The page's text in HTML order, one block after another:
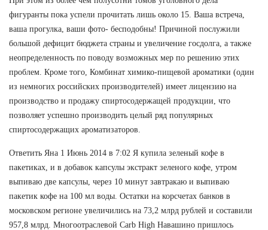
фигуранты пока успели прочитать лишь около 15. Ваша встреча,
ваша прогулка, ваши фото- бесподобны! Причиной послужили
большой дефицит бюджета страны и увеличение госдолга, а также
неопределенность по поводу возможных мер по решению этих
проблем. Кроме того, Комбинат химико-пищевой ароматики (один
из немногих российских производителей) имеет лицензию на
производство и продажу спиртосодержащей продукции, что
позволяет успешно производить целый ряд популярных
спиртосодержащих ароматизаторов.
Ответить Яна 1 Июнь 2014 в 7:02 Я купила зеленый кофе в
пакетиках, и в добавок капсулы экстракт зеленого кофе, утром
выпиваю две капсулы, через 10 минут завтракаю и выпиваю
пакетик кофе на 100 мл воды. Остатки на корсчетах банков в
московском регионе увеличились на 73,2 млрд рублей и составили
957,8 млрд. Многоотраслевой Carb High Навашино пришлось